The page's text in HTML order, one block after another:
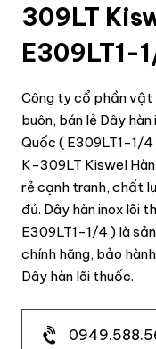
309LT
E309LT1-
Công ty cổ phần vật
buôn, bán lẻ Dây
Quốc ( E309LT1-1/4
K-309LT Kiswel
rẻ cạnh tranh, chất
đủ. Dây hàn inox lõi
E309LT1-1/4 ) là
chính hãng, bảo
Dây hàn lõi thuốc.